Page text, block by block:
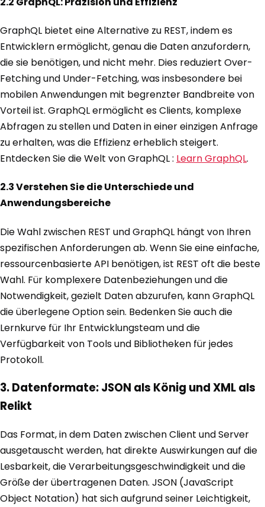
GraphQL bietet eine Alternative zu REST, indem es
Entwicklern ermöglicht, genau die Daten anzufordern,
die sie benötigen, und nicht mehr. Dies reduziert Over-
Fetching und Under-Fetching, was insbesondere bei
mobilen Anwendungen mit begrenzter Bandbreite von
Vorteil ist. GraphQL ermöglicht es Clients, komplexe
Abfragen zu stellen und Daten in einer einzigen Anfrage
zu erhalten, was die Effizienz erheblich steigert.
Entdecken Sie die Welt von GraphQL : Learn GraphQL.
2.3 Verstehen Sie die Unterschiede und
Anwendungsbereiche
Die Wahl zwischen REST und GraphQL hängt von Ihren
spezifischen Anforderungen ab. Wenn Sie eine einfache,
ressourcenbasierte API benötigen, ist REST oft die beste
Wahl. Für komplexere Datenbeziehungen und die
Notwendigkeit, gezielt Daten abzurufen, kann GraphQL
die überlegene Option sein. Bedenken Sie auch die
Lernkurve für Ihr Entwicklungsteam und die
Verfügbarkeit von Tools und Bibliotheken für jedes
Protokoll.
3. Datenformate: JSON als König und XML als
Relikt
Das Format, in dem Daten zwischen Client und Server
ausgetauscht werden, hat direkte Auswirkungen auf die
Lesbarkeit, die Verarbeitungsgeschwindigkeit und die
Größe der übertragenen Daten. JSON (JavaScript
Object Notation) hat sich aufgrund seiner Leichtigkeit,